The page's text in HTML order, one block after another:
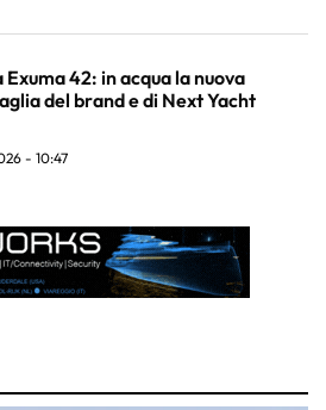
42: in acqua la nuova
del brand e di Next Yacht
- 10:47